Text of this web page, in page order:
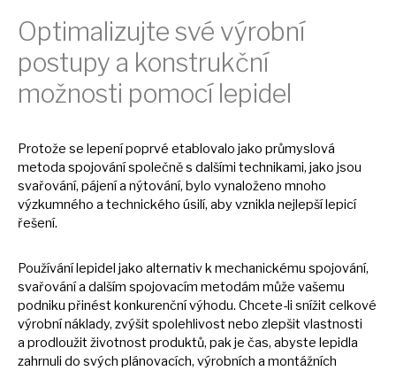
Optimalizujte své výrobní
postupy a konstrukční
možnosti pomocí lepidel
Protože se lepení poprvé etablovalo jako průmyslová
metoda spojování společně s dalšími technikami, jako jsou
svařování, pájenía nýtování, bylo vynaloženo mnoho
výzkumného a technického úsilí, aby vznikla nejlepší lepicí
řešení.
Používání lepidel jako alternativkmechanickému spojování,
svařovánía dalším spojovacím metodám může vašemu
podniku přinést konkurenční výhodu. Chcete-li snížit celkové
výrobní náklady, zvýšit spolehlivost nebo zlepšit vlastnosti
a prodloužit životnost produktů, pakje čas, abyste lepidla
zahrnuli do svých plánovacích, výrobních a montážních